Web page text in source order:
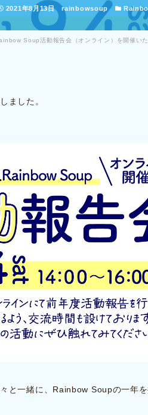
投稿日
2021年8月13日 著者
rainbowsoup カテゴリ
Soup活動報告会（オンライン）を開催いた
ました。
と一緒に、Rainbow Soupの一年